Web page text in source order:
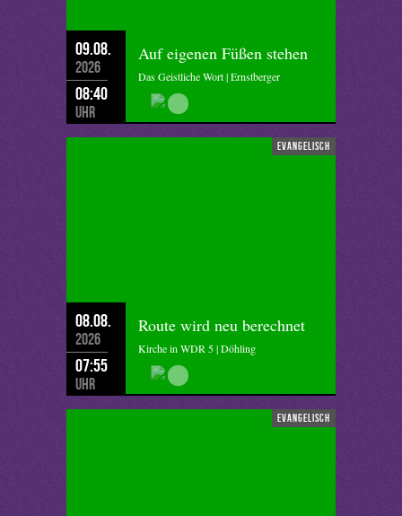
09.08.
2026
08:40
Uhr
Auf eigenen Füßen stehen
Das Geistliche Wort | Ernstberger
evangelisch
08.08.
2026
07:55
Uhr
Route wird neu berechnet
Kirche in WDR 5 | Döhling
evangelisch